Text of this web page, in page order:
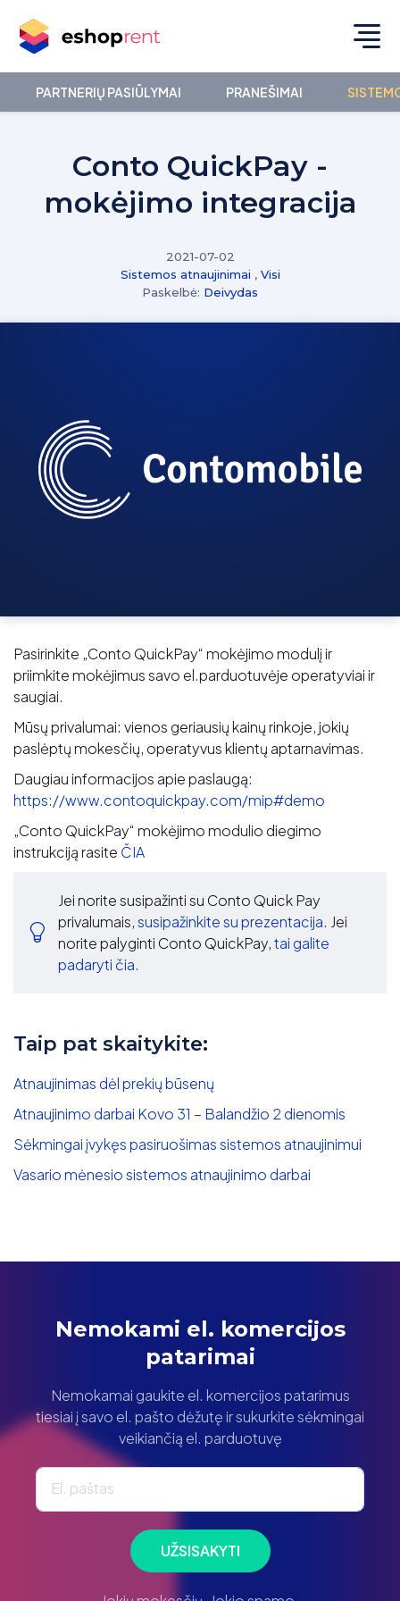
PARTNERIŲ PASIŪLYMAI PRANEŠIMAI
Conto QuickPay -
mokėjimo integracija
2021-07-02
Sistemos atnaujinimai , Visi
Paskelbė: Deivydas
Pasirinkite „Conto QuickPay“ mokėjimo modulį ir
priimkite mokėjimus savo el.parduotuvėje operatyviai ir
saugiai.
Mūsų privalumai: vienos geriausių kainų rinkoje, jokių
paslėptų mokesčių, operatyvus klientų aptarnavimas.
Daugiau informacijos apie paslaugą:
https://www.contoquickpay.com/mip#demo
„Conto QuickPay“ mokėjimo modulio diegimo
instrukciją rasite ČIA
Jei norite susipažinti su Conto Quick Pay
privalumais,susipažinkite su prezentacija. Jei
norite palyginti Conto QuickPay,tai galite
padaryti čia.
Taip pat skaitykite:
Atnaujinimas dėl prekių būsenų
Atnaujinimo darbai Kovo 31 – Balandžio 2 dienomis
Sėkmingai įvykęs pasiruošimas sistemos atnaujinimui
Vasario mėnesio sistemos atnaujinimo darbai
Nemokami el. komercijos
patarimai
Nemokamai gaukite el. komercijos patarimus
tiesiai į savo el. pašto dėžutę ir sukurkite sėkmingai
veikiančią el. parduotuvę
El. paštas
UŽSISAKYTI